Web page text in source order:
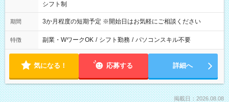
シフト制
期間 3か月程度の短期予定 ※開始日はお気軽にご相談ください
特徴 副業・WワークOK / シフト勤務 / パソコンスキル不要
気になる！ 応募する 詳細へ
掲載日：2026.08.08